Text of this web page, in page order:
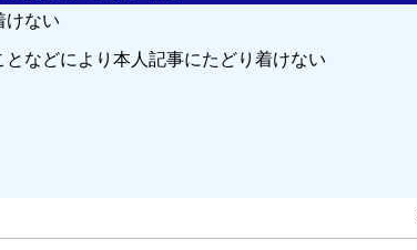
けない
などにより本人記事にたどり着けない